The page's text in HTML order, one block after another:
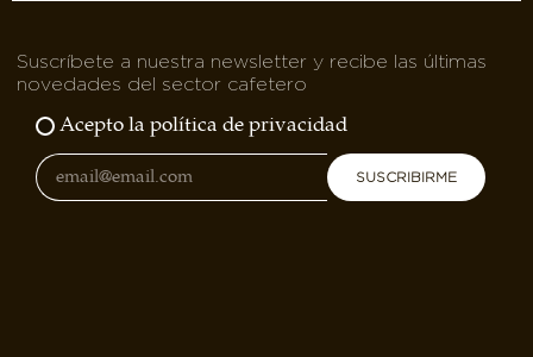
Suscríbete a nuestra newsletter y recibe las últimas
novedades del sector cafetero
Acepto la política de privacidad
SUSCRIBIRME